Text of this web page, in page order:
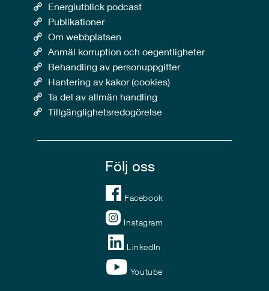
Energiutblick podcast
Publikationer
Om webbplatsen
Anmäl korruption och oegentligheter
Behandling av personuppgifter
Hantering av kakor (cookies)
Ta del av allmän handling
Tillgänglighetsredogörelse
Följ oss
Facebook
Instagram
LinkedIn
Youtube